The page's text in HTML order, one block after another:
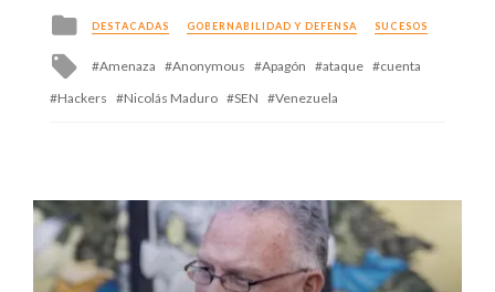
Posted
in
DESTACADAS GOBERNABILIDAD Y DEFENSA SUCESOS
Tagged
Amenaza Anonymous Apagón ataque
cuenta
Hackers
Nicolás Maduro SEN Venezuela